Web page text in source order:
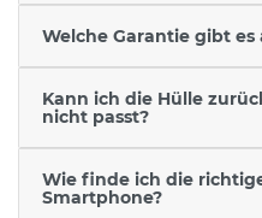
Welche Garantie gibt es
Kann ich die Hülle
nicht passt?
Wie finde ich die
Smartphone?